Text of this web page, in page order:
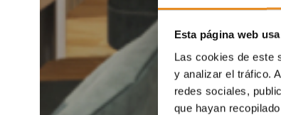
Esta página web
Las cookies de este
y analizar el tráfico.
redes sociales,
que hayan